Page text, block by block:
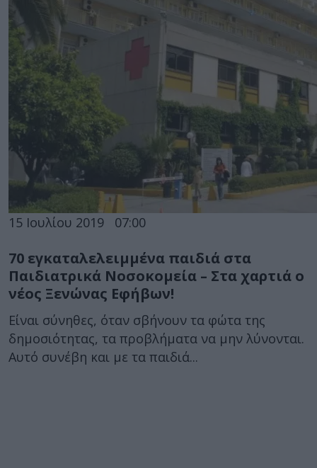
15 Ιουλίου 2019 07:00
70 εγκαταλελειμμένα παιδιά στα
Παιδιατρικά Νοσοκομεία – Στα χαρτιά ο
νέος Ξενώνας Εφήβων!
Είναι σύνηθες, όταν σβήνουν τα φώτα της
δημοσιότητας, τα προβλήματα να μην λύνονται.
Αυτό συνέβη και με τα παιδιά...